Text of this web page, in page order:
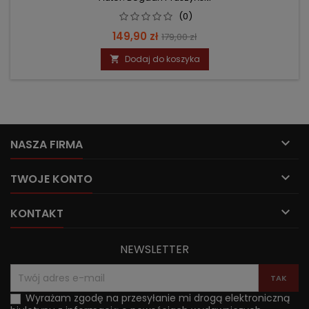
(0)
Cena
149,90 zł Cena
podstawowa
179,00 zł
 Dodaj do koszyka
NASZA FIRMA 
TWOJE KONTO 
KONTAKT 
NEWSLETTER
Wyrażam zgodę na przesyłanie mi drogą elektroniczną